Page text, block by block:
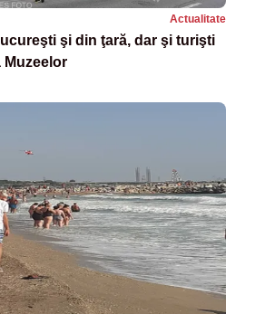
Actualitate
şi din ţară, dar şi turişti
Muzeelor